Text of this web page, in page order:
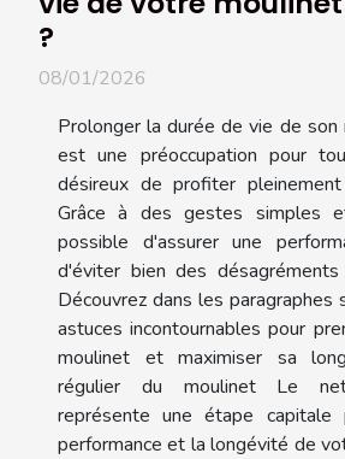
?
08/01/2026
Prolonger la durée de vie de son
est une préoccupation pour
désireux de profiter
Grâce à des gestes simples
possible d'assurer une
d'éviter bien des
Découvrez dans les
astuces incontournables pour
moulinet et maximiser sa
régulier du moulinet Le
représente une étape capitale
performance et la longévité de